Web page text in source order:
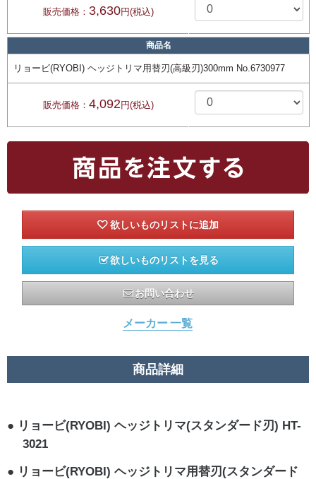
販売価格： 3,630円(税込)
商品名
リョービ(RYOBI) ヘッジトリマ用替刃(高級刃)300mm No.6730977
販売価格： 4,092 円(税込)
欲しいものリストを見る
お問い合わせ
メーカー 一覧
商品詳細
リョービ(RYOBI) ヘッジトリマ(スタンダード刃) HT-
3021
リョービ(RYOBI) ヘッジトリマ用替刃(スタンダード